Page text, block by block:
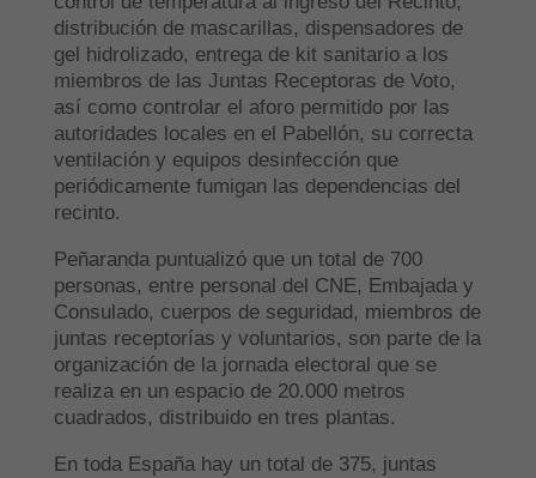
distribución de mascarillas, dispensadores de
gel hidrolizado, entrega de kit sanitario a los
miembros de las Juntas Receptoras de Voto,
así como controlar el aforo permitido por las
autoridades locales en el Pabellón, su correcta
ventilación y equipos desinfección que
periódicamente fumigan las dependencias del
recinto.
Peñaranda puntualizó que un total de 700
personas, entre personal del CNE, Embajada y
Consulado, cuerpos de seguridad, miembros de
juntas receptorías y voluntarios, son parte de la
organización de la jornada electoral que se
realiza en un espacio de 20.000 metros
cuadrados, distribuido en tres plantas.
En toda España hay un total de 375, juntas